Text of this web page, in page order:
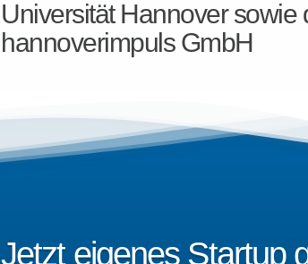
Universität Hannover sowie
hannoverimpuls GmbH
Jetzt eigenes Startup